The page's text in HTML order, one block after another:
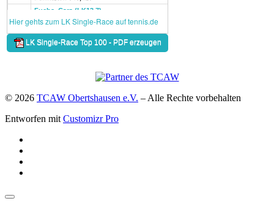
© 2026 TCAW Obertshausen e.V. – Alle Rechte vorbehalten
Entworfen mit Customizr Pro